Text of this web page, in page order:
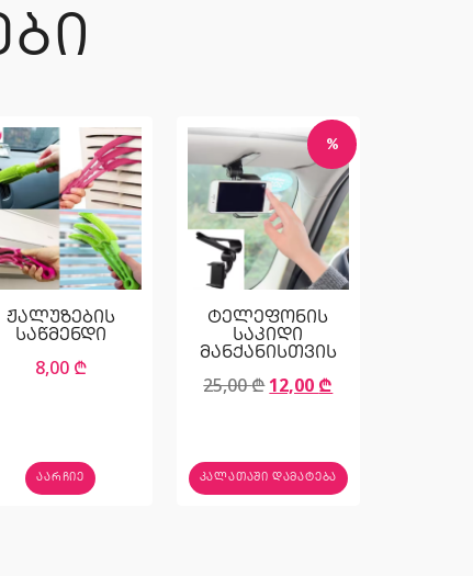
ჟალუზების
საწმენდი
8,00 ₾
ᲐᲐᲠᲩᲘᲔ
%
ტელეფონის
საკიდი
მანქანისთვის
25,00₾ 12,00 ₾
ᲙᲐᲚᲐᲗᲐᲨᲘ ᲓᲐᲛᲐᲢᲔᲑᲐ